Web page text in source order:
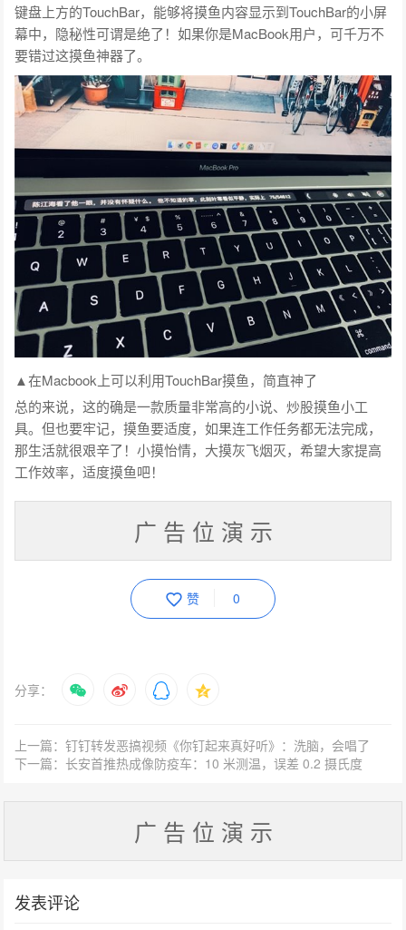
键盘上方的TouchBar，能够将摸鱼内容显示到TouchBar的小屏
幕中，隐秘性可谓是绝了！如果你是MacBook用户，可千万不
要错过这摸鱼神器了。
▲在Macbook上可以利用TouchBar摸鱼，简直神了
总的来说，这的确是一款质量非常高的小说、炒股摸鱼小工
具。但也要牢记，摸鱼要适度，如果连工作任务都无法完成，
那生活就很艰辛了！小摸怡情，大摸灰飞烟灭，希望大家提高
工作效率，适度摸鱼吧！
广 告 位 演 示
赞 0
分享：
上一篇：钉钉转发恶搞视频《你钉起来真好听》：洗脑，会唱了
下一篇：长安首推热成像防疫车：10 米测温，误差 0.2 摄氏度
广 告 位 演 示
发表评论